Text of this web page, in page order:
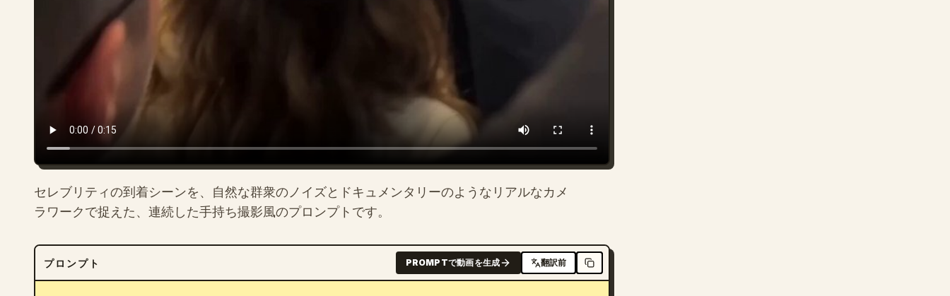
セレブリティの到着シーンを、自然な群衆のノイズとドキュメンタリーのようなリアルなカメ
ラワークで捉えた、連続した手持ち撮影風のプロンプトです。
プロンプト PROMPTで動画を生成 翻訳前